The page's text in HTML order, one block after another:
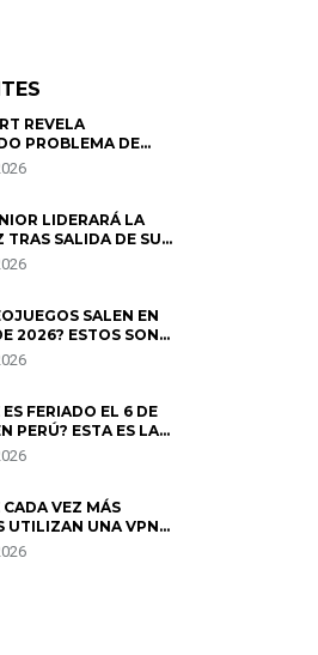
REVELA
PROBLEMA DE
DE SEPARARSE DE
ENCONTRARON UN
LIDERARÁ LA
TRAS SALIDA DE SU
POLÉMICA CON
SALEN EN
2026? ESTOS SON
MÁS ESPERADOS
FERIADO EL 6 DE
PERÚ? ESTA ES LA
CADA VEZ MÁS
UTILIZAN UNA VPN
SU